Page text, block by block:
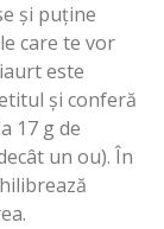
și puține
care te vor
este
și conferă
17 g de
un ou). În